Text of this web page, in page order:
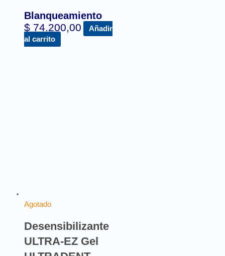
Blanqueamiento
$ 74.200,00
Añadir
al carrito
Agotado
Desensibilizante
ULTRA-EZ Gel